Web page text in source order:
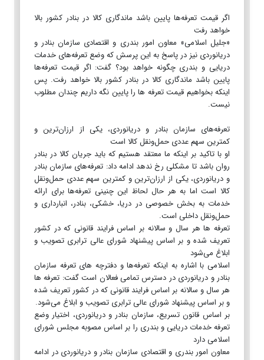
اگر قیمت تعرفه‌ها پایین باشد ماندگاری کالا در بنادر کشور بالا
خواهد رفت
«جلیل اسلامی» معاون امور بندری و اقتصادی سازمان بنادر و
دریانوردی نیز در پاسخ به این پرسش که وضع تعرفه‌های خدمات
دریایی و بندری چگونه خواهد بود؟ گفت: اگر قیمت تعرفه‌ها
پایین باشد ماندگاری کالا در بنادر کشور بالا خواهد رفت. پس
اینکه بخواهیم قیمت تعرفه ها را پایین نگه داریم چندان مطلوب
نیست.
تعرفه‌های سازمان بنادر و دریانوردی، یکی از ارزان‌ترین و
کمترین سهم عددی حمل‌ونقل کالا است
او با تاکید بر اینکه ما معتقد هستیم که باید جریان کالا در بنادر
روان باشد تا مشکلی رخ ندهد ادامه داد: تعرفه‌های سازمان بنادر
و دریانوردی، یکی از ارزان‌ترین و کمترین سهم عددی حمل‌ونقل
کالا است اما به هر حال لحاظ این چنینی تعرفه‌ها برای ارائه
خدمات به بخش خصوصی در دریا، خشکی، بنادر، انبارداری و
حمل‌ونقل داخلی است.
تعرفه ها هر سال و سالانه بر اساس فرایند قانونی که در کشور
تعریف شده و بر اساس پیشنهاد شورای عالی ترابری تصویب و
ابلاغ می‌شود
اسلامی با اشاره به اینکه تعرفه‌ها و دفترچه های تعرفه سازمان
بنادر و دریانوردی در دسترس تمامی فعالان است گفت: تعرفه ها
هر سال و سالانه بر اساس فرایند قانونی که در کشور تعریف شده
و بر اساس پیشنهاد شورای عالی ترابری تصویب و ابلاغ می‌شود.
بر اساس قانون تسریع، سازمان بنادر و دریانوردی، اختیار وضع
تعرفه خدمات دریایی و بندری را بر اساس مصوبه مجلس شورای
اسلامی دارد
معاون امور بندری و اقتصادی سازمان بنادر و دریانوردی در ادامه